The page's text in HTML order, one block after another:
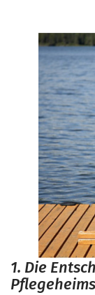
1. Die
Pflegeheims